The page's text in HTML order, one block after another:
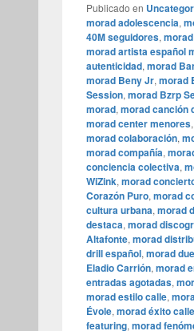
Publicado en
morad adolescencia,
40M seguidores,
morad artista español
autenticidad, morad
morad Beny Jr, morad
Session, morad Bzrp
morad, morad canción
morad center menores,
morad colaboración,
morad compañía,
conciencia colectiva,
WiZink, morad
Corazón Puro, morad
cultura urbana, morad
destaca, morad
Altafonte, morad
drill español, morad
Eladio Carrión, morad
entradas agotadas,
morad estilo calle,
Évole, morad éxito calle
featuring, morad